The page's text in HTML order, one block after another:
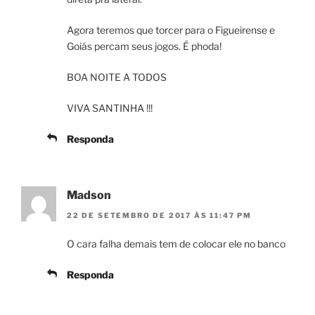
Agora teremos que torcer para o Figueirense e
Goiás percam seus jogos. É phoda!
BOA NOITE A TODOS
VIVA SANTINHA !!!
Responda
Madson
22 DE SETEMBRO DE 2017 ÀS 11:47 PM
O cara falha demais tem de colocar ele no banco
Responda